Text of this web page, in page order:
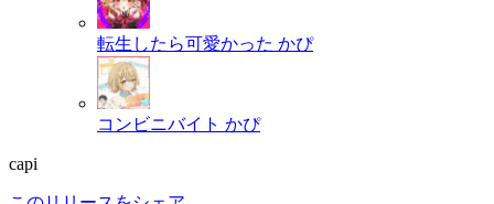
転生したら可愛かった かぴ
コンビニバイト かぴ
capi